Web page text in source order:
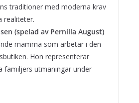
traditioner med moderna krav
realiteter.
(spelad av Pernilla August)
mamma som arbetar i den
Hon representerar
familjers utmaningar under